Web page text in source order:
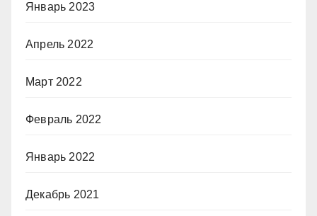
Январь 2023
Апрель 2022
Март 2022
Февраль 2022
Январь 2022
Декабрь 2021